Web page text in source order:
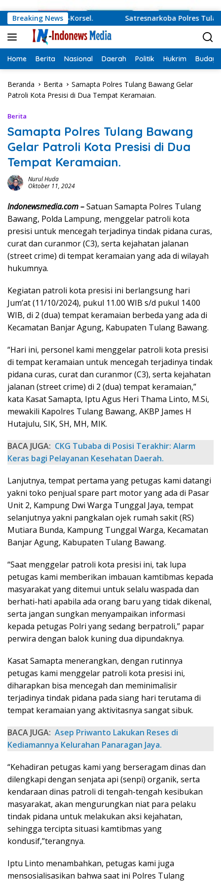
Breaking News
Korut-Korsel. Satresnarkoba Polres Tulang
Home Berita Nasional Daerah Politik Hukrim Budaya
Beranda Berita
Samapta Polres Tulang Bawang Gelar
Patroli Kota Presisi di Dua Tempat Keramaian.
Berita
Samapta Polres Tulang Bawang
Gelar Patroli Kota Presisi di Dua
Tempat Keramaian.
Nurul Huda
Oktober 11, 2024
Indonewsmedia.com –Satuan Samapta Polres Tulang
Bawang, Polda Lampung, menggelar patroli kota
presisi untuk mencegah terjadinya tindak pidana curas,
curat dan curanmor (C3), serta kejahatan jalanan
(street crime) di tempat keramaian yang ada di wilayah
hukumnya.
Kegiatan patroli kota presisi ini berlangsung hari
Jum’at (11/10/2024), pukul 11.00 WIB s/d pukul 14.00
WIB, di 2 (dua) tempat keramaian berbeda yang ada di
Kecamatan Banjar Agung, Kabupaten Tulang Bawang.
“Hari ini, personel kami menggelar patroli kota presisi
di tempat keramaian untuk mencegah terjadinya tindak
pidana curas, curat dan curanmor (C3), serta kejahatan
jalanan (street crime) di 2 (dua) tempat keramaian,”
kata Kasat Samapta, Iptu Agus Heri Thama Linto, M.Si,
mewakili Kapolres Tulang Bawang, AKBP James H
Hutajulu, SIK, SH, MH, MIK.
BACA JUGA: ‎CKG Tubaba di Posisi Terakhir: Alarm
Keras bagi Pelayanan Kesehatan Daerah.
Lanjutnya, tempat pertama yang petugas kami datangi
yakni toko penjual spare part motor yang ada di Pasar
Unit 2, Kampung Dwi Warga Tunggal Jaya, tempat
selanjutnya yakni pangkalan ojek rumah sakit (RS)
Mutiara Bunda, Kampung Tunggal Warga, Kecamatan
Banjar Agung, Kabupaten Tulang Bawang.
“Saat menggelar patroli kota presisi ini, tak lupa
petugas kami memberikan imbauan kamtibmas kepada
masyarakat yang ditemui untuk selalu waspada dan
berhati-hati apabila ada orang baru yang tidak dikenal,
serta jangan sungkan menyampaikan informasi
kepada petugas Polri yang sedang berpatroli,” papar
perwira dengan balok kuning dua dipundaknya.
Kasat Samapta menerangkan, dengan rutinnya
petugas kami menggelar patroli kota presisi ini,
diharapkan bisa mencegah dan meminimalisir
terjadinya tindak pidana pada siang hari terutama di
tempat keramaian yang aktivitasnya sangat sibuk.
BACA JUGA: Asep Priwanto Lakukan Reses di
Kediamannya Kelurahan Panaragan Jaya.
“Kehadiran petugas kami yang berseragam dinas dan
dilengkapi dengan senjata api (senpi) organik, serta
kendaraan dinas patroli di tengah-tengah kesibukan
masyarakat, akan mengurungkan niat para pelaku
tindak pidana untuk melakukan aksi kejahatan,
sehingga tercipta situasi kamtibmas yang
kondusif,”terangnya.
Iptu Linto menambahkan, petugas kami juga
mensosialisasikan bahwa saat ini Polres Tulang